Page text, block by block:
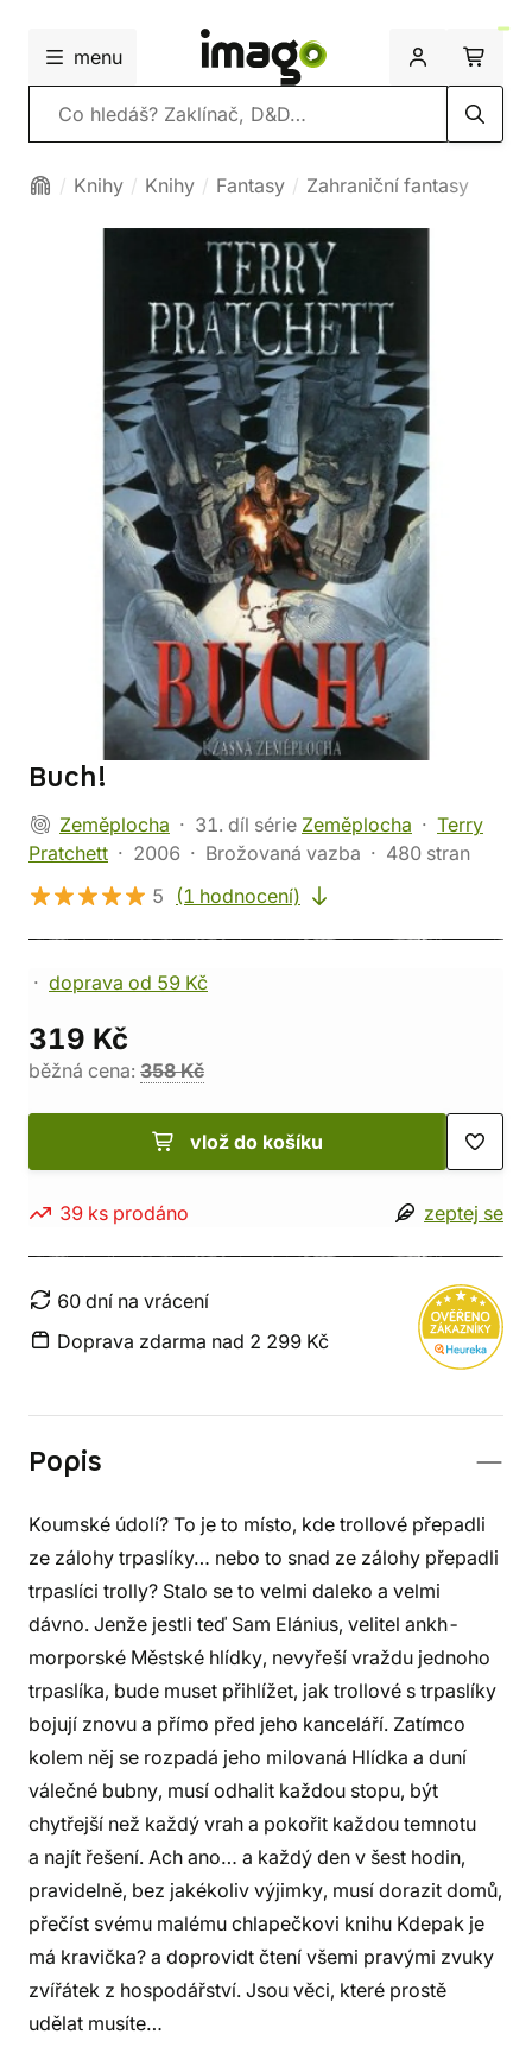
menu
Vyhledávání
Knihy Knihy Fantasy Zahraniční fantasy
Buch!
Zeměplocha 31. díl série Zeměplocha
Terry
Pratchett
2006 Brožovaná vazba
480 stran
5
(1 hodnocení)
doprava od 59 Kč
319 Kč
běžná cena: 358 Kč
vlož do košíku
39 ks prodáno zeptej se
60 dní na vrácení
Doprava zdarma nad 2 299 Kč
Popis
Koumské údolí? To je to místo, kde trollové přepadli
ze zálohy trpaslíky… nebo to snad ze zálohy přepadli
trpaslíci trolly? Stalo se to velmi daleko a velmi
dávno. Jenže jestli teď Sam Elánius, velitel ankh-
morporské Městské hlídky, nevyřeší vraždu jednoho
trpaslíka, bude muset přihlížet, jak trollové s trpaslíky
bojují znovu a přímo před jeho kanceláří. Zatímco
kolem něj se rozpadá jeho milovaná Hlídka a duní
válečné bubny, musí odhalit každou stopu, být
chytřejší než každý vrah a pokořit každou temnotu
a najít řešení. Ach ano… a každý den v šest hodin,
pravidelně, bez jakékoliv výjimky, musí dorazit domů,
přečíst svému malému chlapečkovi knihu Kdepak je
má kravička? a doprovidt čtení všemi pravými zvuky
zvířátek z hospodářství. Jsou věci, které prostě
udělat musíte…